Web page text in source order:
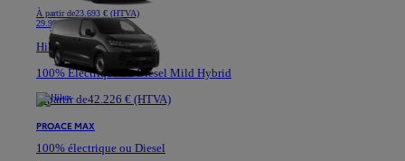
À partir de23.693 € (HTVA)
29.991 €
Hilux
100% Electrique ou Diesel Mild Hybrid
À partir de42.226 € (HTVA)
PROACE MAX
100% électrique ou Diesel